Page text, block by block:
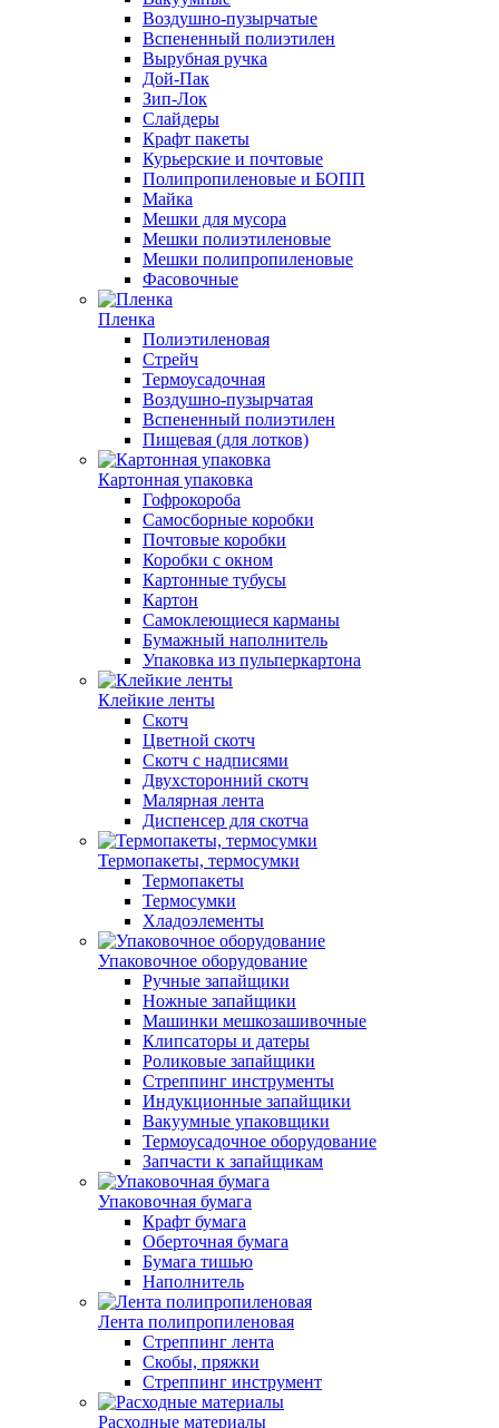
Воздушно-пузырчатые
Вспененный полиэтилен
Вырубная ручка
Дой-Пак
Зип-Лок
Слайдеры
Крафт пакеты
Курьерские и почтовые
Полипропиленовые и БОПП
Майка
Мешки для мусора
Мешки полиэтиленовые
Мешки полипропиленовые
Фасовочные
Пленка
Полиэтиленовая
Стрейч
Термоусадочная
Воздушно-пузырчатая
Вспененный полиэтилен
Пищевая (для лотков)
Картонная упаковка
Гофрокороба
Самосборные коробки
Почтовые коробки
Коробки с окном
Картонные тубусы
Картон
Самоклеющиеся карманы
Бумажный наполнитель
Упаковка из пульперкартона
Клейкие ленты
Скотч
Цветной скотч
Скотч с надписями
Двухсторонний скотч
Малярная лента
Диспенсер для скотча
Термопакеты, термосумки
Термопакеты
Термосумки
Хладоэлементы
Упаковочное оборудование
Ручные запайщики
Ножные запайщики
Машинки мешкозашивочные
Клипсаторы и датеры
Роликовые запайщики
Стреппинг инструменты
Индукционные запайщики
Вакуумные упаковщики
Термоусадочное оборудование
Запчасти к запайщикам
Упаковочная бумага
Крафт бумага
Оберточная бумага
Бумага тишью
Наполнитель
Лента полипропиленовая
Стреппинг лента
Скобы, пряжки
Стреппинг инструмент
Расходные материалы